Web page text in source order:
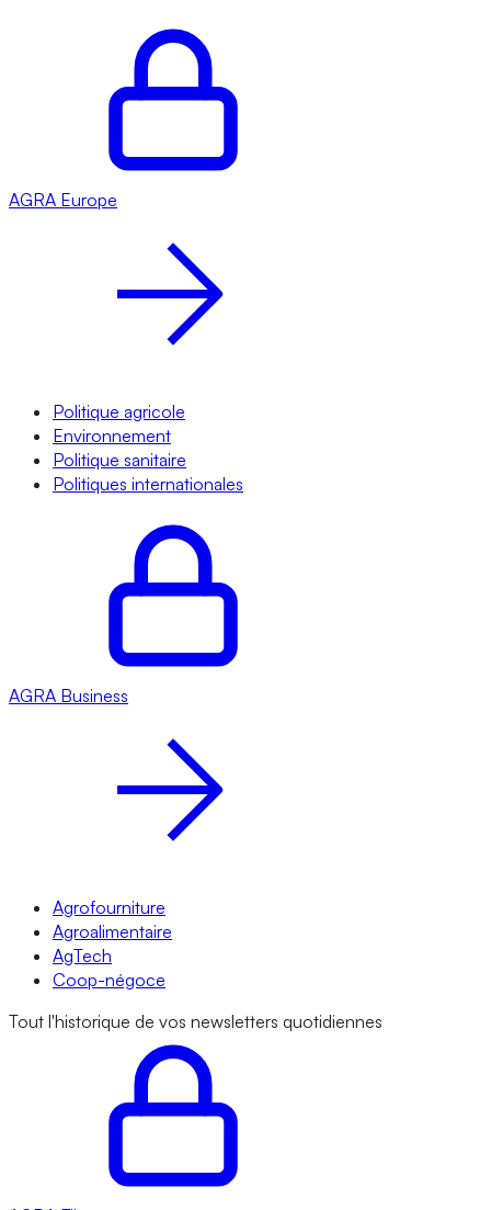
AGRA Europe
Politique agricole
Environnement
Politique sanitaire
Politiques internationales
AGRA Business
Agrofourniture
Agroalimentaire
AgTech
Coop-négoce
Tout l'historique de vos newsletters quotidiennes